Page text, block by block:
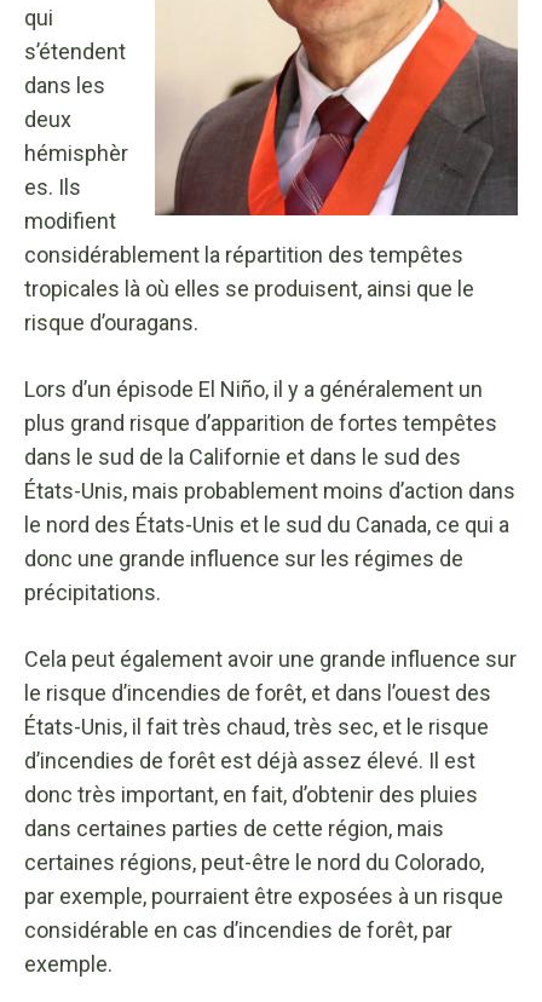
qui
s’étendent
dans les
deux
hémisphèr
es. Ils
modifient
considérablement la répartition des tempêtes
tropicales là où elles se produisent, ainsi que le
risque d’ouragans.
Lors d’un épisode El Niño, il y a généralement un
plus grand risque d’apparition de fortes tempêtes
dans le sud de la Californie et dans le sud des
États-Unis, mais probablement moins d’action dans
le nord des États-Unis et le sud du Canada, ce qui a
donc une grande influence sur les régimes de
précipitations.
Cela peut également avoir une grande influence sur
le risque d’incendies de forêt, et dans l’ouest des
États-Unis, il fait très chaud, très sec, et le risque
d’incendies de forêt est déjà assez élevé. Il est
donc très important, en fait, d’obtenir des pluies
dans certaines parties de cette région, mais
certaines régions, peut-être le nord du Colorado,
par exemple, pourraient être exposées à un risque
considérable en cas d’incendies de forêt, par
exemple.